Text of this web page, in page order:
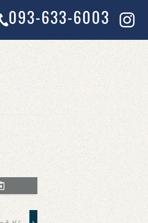
093-633-6003